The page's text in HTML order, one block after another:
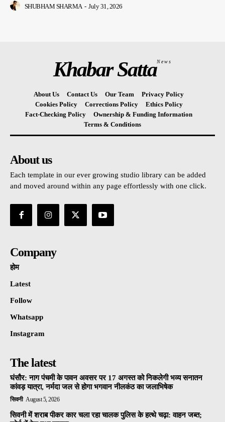
SHUBHAM SHARMA - July 31, 2026
Khabar SattaNews
About Us Contact Us Our Team
Privacy Policy
Cookies Policy
Corrections Policy
Ethics Policy
Fact-Checking Policy
Ownership & Funding Information
Terms & Conditions
About us
Each template in our ever growing studio library can be added
and moved around within any page effortlessly with one click.
Company
होम
Latest
Follow
Whatsapp
Instagram
The latest
घंसौर: नाग पंचमी के पावन अवसर पर 17 अगस्त को निकलेगी भव्य सनातन
कांवड़ यात्रा, नर्मदा जल से होगा भगवान नीलकंठ का जलाभिषेक
सिवनी August 5, 2026
सिवनी में शराब पीकर कार चला रहा चालक पुलिस के हत्थे चढ़ा: वाहन जब्त;